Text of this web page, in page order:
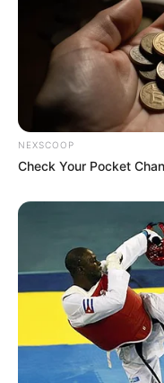
NEXSCOOP
Check Your Pocket